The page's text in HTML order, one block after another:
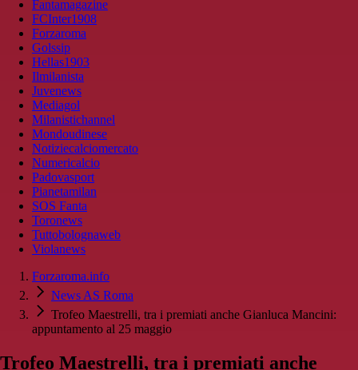
Fantamagazine
FCInter1908
Forzaroma
Golssip
Hellas1903
Ilmilanista
Juvenews
Mediagol
Milanistichannel
Mondoudinese
Notiziecalciomercato
Numericalcio
Padovasport
Pianetamilan
SOS Fanta
Toronews
Tuttobolognaweb
Violanews
Forzaroma.info
News AS Roma
Trofeo Maestrelli, tra i premiati anche Gianluca Mancini:
appuntamento al 25 maggio
Trofeo Maestrelli, tra i premiati anche